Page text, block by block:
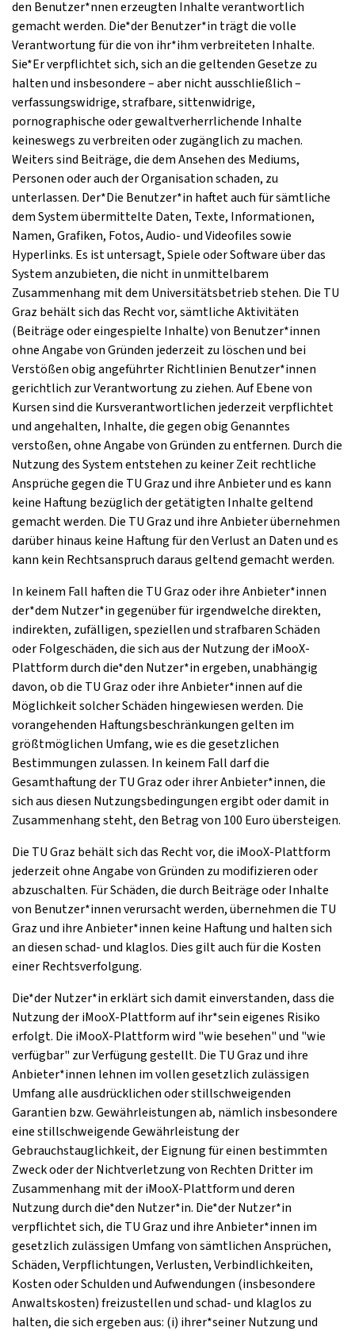
den Benutzer*nnen erzeugten Inhalte verantwortlich
gemacht werden. Die*der Benutzer*in trägt die volle
Verantwortung für die von ihr*ihm verbreiteten Inhalte.
Sie*Er verpflichtet sich, sich an die geltenden Gesetze zu
halten und insbesondere – aber nicht ausschließlich –
verfassungswidrige, strafbare, sittenwidrige,
pornographische oder gewaltverherrlichende Inhalte
keineswegs zu verbreiten oder zugänglich zu machen.
Weiters sind Beiträge, die dem Ansehen des Mediums,
Personen oder auch der Organisation schaden, zu
unterlassen. Der*Die Benutzer*in haftet auch für sämtliche
dem System übermittelte Daten, Texte, Informationen,
Namen, Grafiken, Fotos, Audio- und Videofiles sowie
Hyperlinks. Es ist untersagt, Spiele oder Software über das
System anzubieten, die nicht in unmittelbarem
Zusammenhang mit dem Universitätsbetrieb stehen. Die TU
Graz behält sich das Recht vor, sämtliche Aktivitäten
(Beiträge oder eingespielte Inhalte) von Benutzer*innen
ohne Angabe von Gründen jederzeit zu löschen und bei
Verstößen obig angeführter Richtlinien Benutzer*innen
gerichtlich zur Verantwortung zu ziehen. Auf Ebene von
Kursen sind die Kursverantwortlichen jederzeit verpflichtet
und angehalten, Inhalte, die gegen obig Genanntes
verstoßen, ohne Angabe von Gründen zu entfernen. Durch die
Nutzung des System entstehen zu keiner Zeit rechtliche
Ansprüche gegen die TU Graz und ihre Anbieter und es kann
keine Haftung bezüglich der getätigten Inhalte geltend
gemacht werden. Die TU Graz und ihre Anbieter übernehmen
darüber hinaus keine Haftung für den Verlust an Daten und es
kann kein Rechtsanspruch daraus geltend gemacht werden.
In keinem Fall haften die TU Graz oder ihre Anbieter*innen
der*dem Nutzer*in gegenüber für irgendwelche direkten,
indirekten, zufälligen, speziellen und strafbaren Schäden
oder Folgeschäden, die sich aus der Nutzung der iMooX-
Plattform durch die*den Nutzer*in ergeben, unabhängig
davon, ob die TU Graz oder ihre Anbieter*innen auf die
Möglichkeit solcher Schäden hingewiesen werden. Die
vorangehenden Haftungsbeschränkungen gelten im
größtmöglichen Umfang, wie es die gesetzlichen
Bestimmungen zulassen. In keinem Fall darf die
Gesamthaftung der TU Graz oder ihrer Anbieter*innen, die
sich aus diesen Nutzungsbedingungen ergibt oder damit in
Zusammenhang steht, den Betrag von 100 Euro übersteigen.
Die TU Graz behält sich das Recht vor, die iMooX-Plattform
jederzeit ohne Angabe von Gründen zu modifizieren oder
abzuschalten. Für Schäden, die durch Beiträge oder Inhalte
von Benutzer*innen verursacht werden, übernehmen die TU
Graz und ihre Anbieter*innen keine Haftung und halten sich
an diesen schad- und klaglos. Dies gilt auch für die Kosten
einer Rechtsverfolgung.
Die*der Nutzer*in erklärt sich damit einverstanden, dass die
Nutzung der iMooX-Plattform auf ihr*sein eigenes Risiko
erfolgt. Die iMooX-Plattform wird "wie besehen" und "wie
verfügbar" zur Verfügung gestellt. Die TU Graz und ihre
Anbieter*innen lehnen im vollen gesetzlich zulässigen
Umfang alle ausdrücklichen oder stillschweigenden
Garantien bzw. Gewährleistungen ab, nämlich insbesondere
eine stillschweigende Gewährleistung der
Gebrauchstauglichkeit, der Eignung für einen bestimmten
Zweck oder der Nichtverletzung von Rechten Dritter im
Zusammenhang mit der iMooX-Plattform und deren
Nutzung durch die*den Nutzer*in. Die*der Nutzer*in
verpflichtet sich, die TU Graz und ihre Anbieter*innen im
gesetzlich zulässigen Umfang von sämtlichen Ansprüchen,
Schäden, Verpflichtungen, Verlusten, Verbindlichkeiten,
Kosten oder Schulden und Aufwendungen (insbesondere
Anwaltskosten) freizustellen und schad- und klaglos zu
halten, die sich ergeben aus: (i) ihrer*seiner Nutzung und